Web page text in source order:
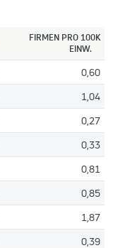
FIRMEN PRO 100K
EINW.
0,60
1,04
0,27
0,33
0,81
0,85
1,87
0,39